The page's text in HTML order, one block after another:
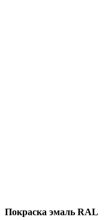
Покраска эмаль RAL